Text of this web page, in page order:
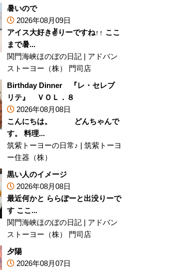
暑いので
2026年08月09日
アイス大好き✌りーですね↑↑ ここ
まで暑...
関門海峡ほのぼの日記 | アドバン
ストーヨー（株） 門司店
Birthday Dinner 『レ・セレブ
リテ』 ＶＯＬ．８
2026年08月08日
こんにちは。 どんちゃんで
す。 料理...
筑紫トーヨーの日常♪ | 筑紫トーヨ
ー住器（株）
黒い人のイメージ
2026年08月08日
最近何かと ららぽーと出没りーで
す ここ...
関門海峡ほのぼの日記 | アドバン
ストーヨー（株） 門司店
夕陽
2026年08月07日